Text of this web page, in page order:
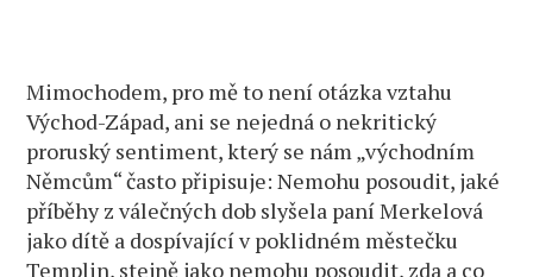
Mimochodem, pro mě to není otázka vztahu
Východ-Západ, ani se nejedná o nekritický
proruský sentiment, který se nám „východním
Němcům“ často připisuje: Nemohu posoudit, jaké
příběhy z válečných dob slyšela paní Merkelová
jako dítě a dospívající v poklidném městečku
Templin, stejně jako nemohu posoudit, zda a co